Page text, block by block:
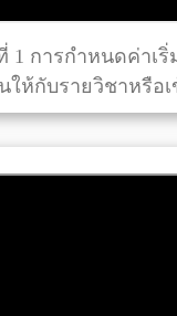
1 การกำหนดค่าเ
ให้กับรายวิชาหรือ